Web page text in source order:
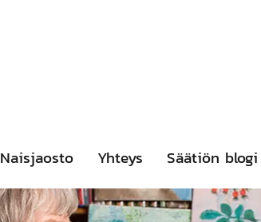
Naisjaosto Yhteys Säätiön blogi